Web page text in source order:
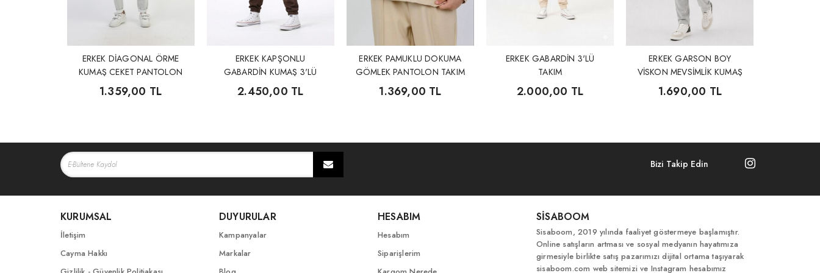
ERKEK DİAGONAL ÖRME
KUMAŞ CEKET PANTOLON
2.Lİ TAKIM
1.359,00 TL
ERKEK KAPŞONLU
GABARDİN KUMAŞ 3'LÜ
TAKIM
2.450,00 TL
ERKEK PAMUKLU DOKUMA
GÖMLEK PANTOLON TAKIM
1.369,00 TL
ERKEK GABARDİN 3'LÜ
TAKIM
2.000,00 TL
ERKEK GARSON BOY
VİSKON MEVSİMLİK KUMAŞ
3'LÜ TAKIM
1.690,00 TL
Bizi Takip Edin
KURUMSAL
İletişim
Cayma Hakkı
DUYURULAR
Kampanyalar
Markalar
HESABIM
Hesabım
Siparişlerim
SİSABOOM
Sisaboom, 2019 yılında faaliyet göstermeye başlamıştır.
Online satışların artması ve sosyal medyanın hayatımıza
girmesiyle birlikte satış pazarımızı dijital ortama taşıyarak
sisaboom.com web sitemizi ve Instagram hesabımız